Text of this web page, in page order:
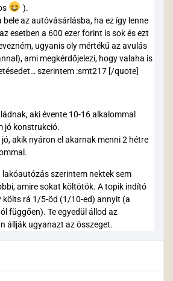
).
bele az autóvásárlásba, ha ez így lenne
esetben a 600 ezer forint is sok és ezt
ugyanis oly mértékű az avulás
ami megkérdőjelezi, hogy valaha is
szerintem :smt217 [/quote]
aki évente 10-16 alkalommal
jó konstrukció.
akik nyáron el akarnak menni 2 hétre
lakóautózás szerintem nektek sem
amire sokat költötök. A topik indító
költs rá 1/5-öd (1/10-ed) annyit (a
függően). Te egyedül állod az
állják ugyanazt az összeget.